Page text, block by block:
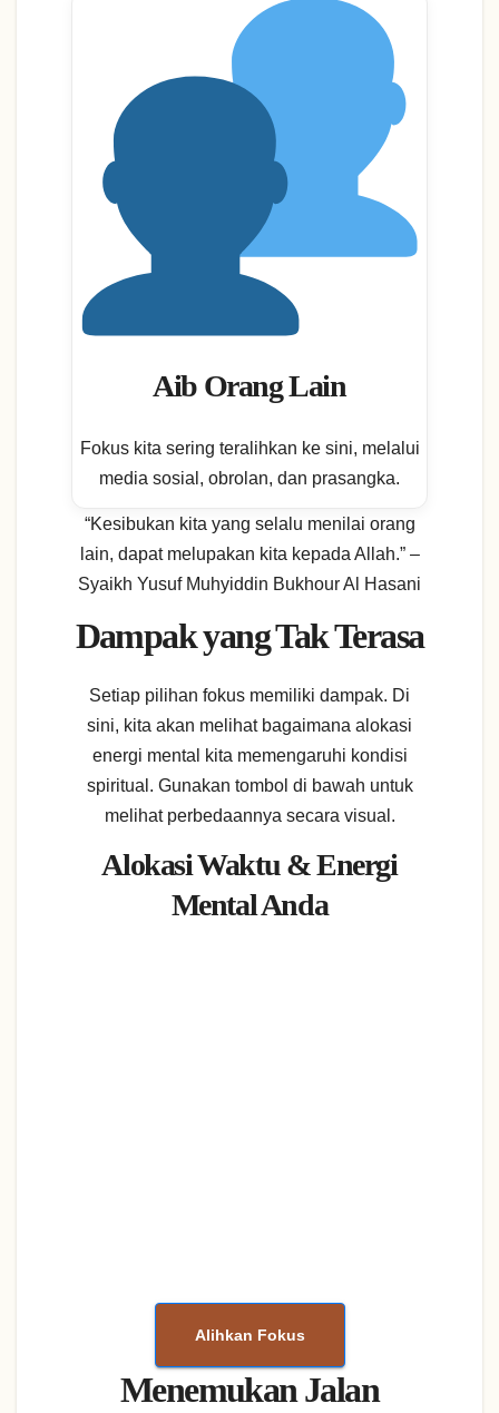
Aib Orang Lain
Fokus kita sering teralihkan ke sini, melalui
media sosial, obrolan, dan prasangka.
“Kesibukan kita yang selalu menilai orang
lain, dapat melupakan kita kepada Allah.” –
Syaikh Yusuf Muhyiddin Bukhour Al Hasani
Dampak yang Tak Terasa
Setiap pilihan fokus memiliki dampak. Di
sini, kita akan melihat bagaimana alokasi
energi mental kita memengaruhi kondisi
spiritual. Gunakan tombol di bawah untuk
melihat perbedaannya secara visual.
Alokasi Waktu & Energi
Mental Anda
Alihkan Fokus
Menemukan Jalan